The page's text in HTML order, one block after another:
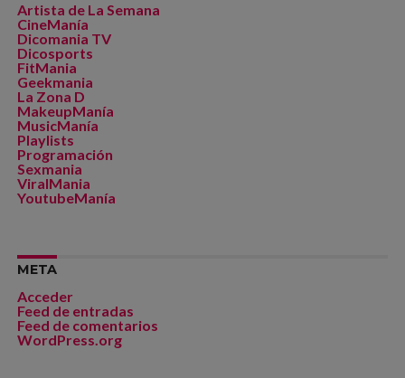
Artista de La Semana
CineManía
Dicomania TV
Dicosports
FitMania
Geekmania
La Zona D
MakeupManía
MusicManía
Playlists
Programación
Sexmania
ViralMania
YoutubeManía
META
Acceder
Feed de entradas
Feed de comentarios
WordPress.org